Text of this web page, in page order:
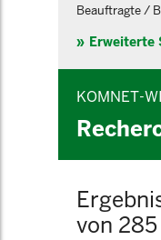
Beauftragte /
Erweiterte
KOMNET-
von